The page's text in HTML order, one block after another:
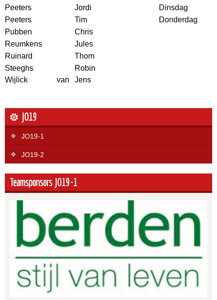
Peeters
Jordi
Dinsdag
Peeters
Tim
Donderdag
Pubben
Chris
Reumkens
Jules
Ruinard
Thom
Steeghs
Robin
Wijlick
van Jens
JO19
JO19-1
JO19-2
Teamsponsors JO19-1